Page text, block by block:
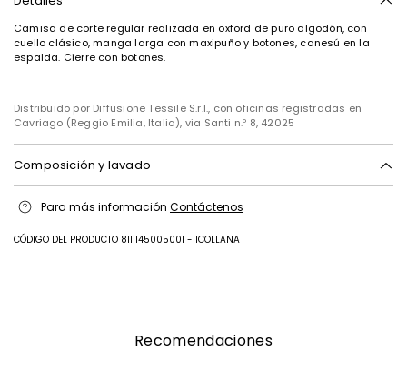
Camisa de corte regular realizada en oxford de puro algodón, con
cuello clásico, manga larga con maxipuño y botones, canesú en la
espalda. Cierre con botones.
Distribuido por Diffusione Tessile S.r.l., con oficinas registradas en
Cavriago (Reggio Emilia, Italia), via Santi n.º 8, 42025
Composición y lavado
secar a màquina; secado normal a la sombra; planchado a
excepto tricloroetileno.; contiene partes no textiles de origen animal.
Para más información Contáctenos
CÓDIGO DEL PRODUCTO 8111145005001 - 1COLLANA
Recomendaciones